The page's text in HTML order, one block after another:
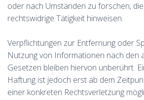
oder nach Umständen zu forschen,
rechtswidrige Tätigkeit hinweisen.
Verpflichtungen zur Entfernung oder
Nutzung von Informationen nach den
Gesetzen bleiben hiervon unberührt.
Haftung ist jedoch erst ab dem
einer konkreten Rechtsverletzung